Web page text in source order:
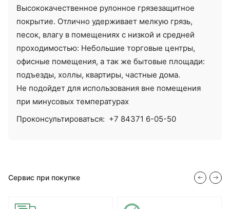
Высококачественное рулонное грязезащитное
покрытие. Отлично удерживает мелкую грязь,
песок, влагу в помещениях с низкой и средней
проходимостью: Небольшие торговые центры,
офисные помещения, а так же бытовые площади:
подъезды, холлы, квартиры, частные дома.
Не подойдет для использования вне помещения
при минусовых температурах
Проконсультироваться: +7 84371 6-05-50
Сервис при покупке